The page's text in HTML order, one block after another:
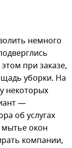
немного
при заказе,
уборки. На
некоторых
—
об услугах
окон
компании,